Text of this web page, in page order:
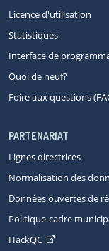
Licence d'utilisation
Statistiques
Interface de
Quoi de neuf?
Foire aux questions
PARTENARIAT
Lignes directrices
Normalisation des
Données ouvertes de
Politique-cadre
HackQC